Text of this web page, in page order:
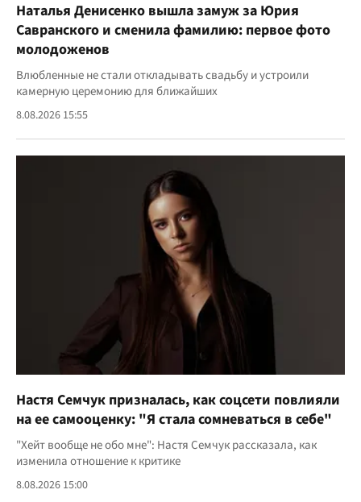
Наталья Денисенко вышла замуж за Юрия
Савранского и сменила фамилию: первое фото
молодоженов
Влюбленные не стали откладывать свадьбу и устроили
камерную церемонию для ближайших
8.08.2026 15:55
Настя Семчук призналась, как соцсети повлияли
на ее самооценку: "Я стала сомневаться в себе"
"Хейт вообще не обо мне": Настя Семчук рассказала, как
изменила отношение к критике
8.08.2026 15:00